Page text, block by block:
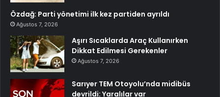
Özdağ: Parti yönetimi ilk kez partiden ayrıldı
Ağustos 7, 2026
Aşırı Sıcaklarda Araç Kullanırken
Dikkat Edilmesi Gerekenler
Ağustos 7, 2026
Sarıyer TEM Otoyolu’nda midibüs
devrildi: Yaralılar var